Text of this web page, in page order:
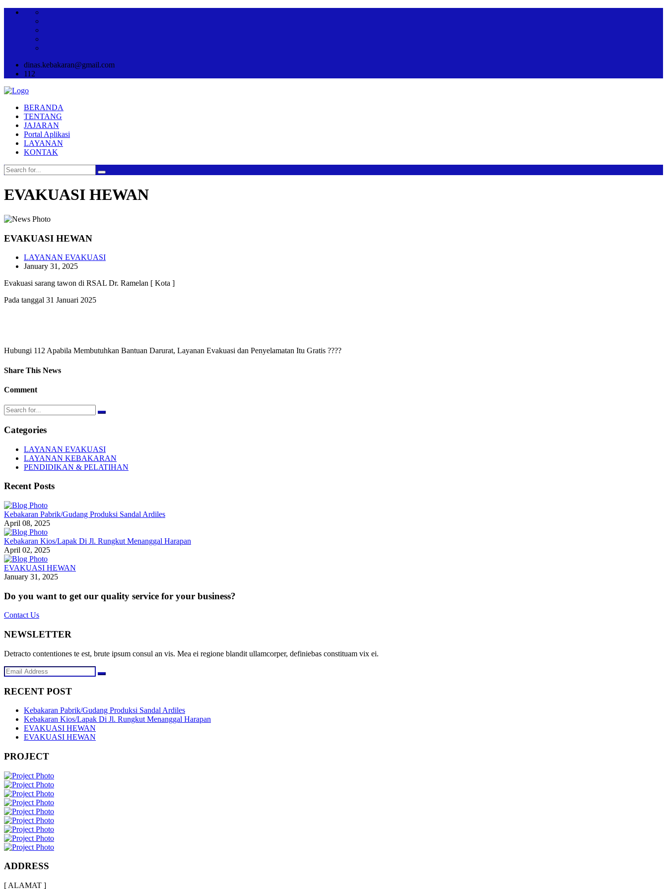
dinas.kebakaran@gmail.com
112
BERANDA
TENTANG
JAJARAN
Portal Aplikasi
LAYANAN
KONTAK
EVAKUASI HEWAN
EVAKUASI HEWAN
LAYANAN EVAKUASI
January 31, 2025
Evakuasi sarang tawon di RSAL Dr. Ramelan [ Kota ]
Pada tanggal 31 Januari 2025
Hubungi 112 Apabila Membutuhkan Bantuan Darurat, Layanan Evakuasi dan Penyelamatan Itu Gratis ????
Share This News
Comment
Categories
LAYANAN EVAKUASI
LAYANAN KEBAKARAN
PENDIDIKAN & PELATIHAN
Recent Posts
Kebakaran Pabrik/Gudang Produksi Sandal Ardiles
April 08, 2025
Kebakaran Kios/Lapak Di Jl. Rungkut Menanggal Harapan
April 02, 2025
EVAKUASI HEWAN
January 31, 2025
Do you want to get our quality service for your business?
Contact Us
NEWSLETTER
Detracto contentiones te est, brute ipsum consul an vis. Mea ei regione blandit ullamcorper, definiebas constituam vix ei.
RECENT POST
Kebakaran Pabrik/Gudang Produksi Sandal Ardiles
Kebakaran Kios/Lapak Di Jl. Rungkut Menanggal Harapan
EVAKUASI HEWAN
EVAKUASI HEWAN
PROJECT
ADDRESS
[ ALAMAT ]